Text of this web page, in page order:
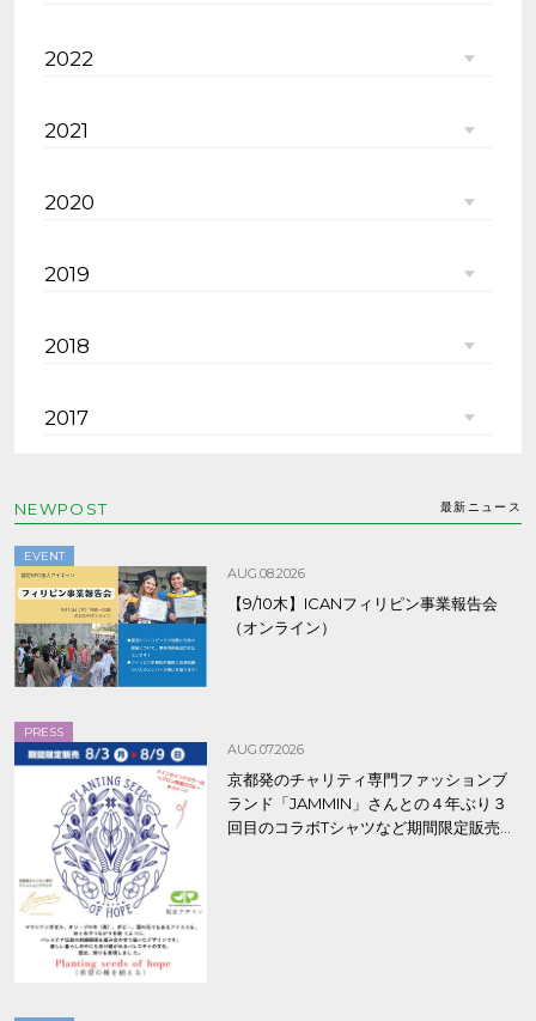
2022
2021
2020
2019
2018
2017
NEWPOST 最新ニュース
EVENT
AUG.08.2026
【9/10木】ICANフィリピン事業報告会
（オンライン）
PRESS
AUG.07.2026
京都発のチャリティ専門ファッションブ
ランド「JAMMIN」さんとの４年ぶり３
回目のコラボTシャツなど期間限定販売、